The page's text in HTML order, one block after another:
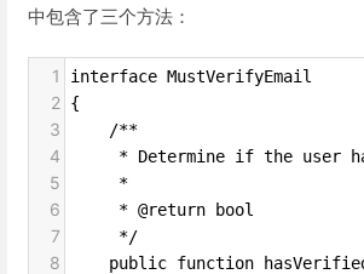
中包含了三个方法：
1 interface MustVerifyEmail
2 {
3
    /**
4
* Determine if the user
5
     *
6
     * @return bool
7
     */
8
public function